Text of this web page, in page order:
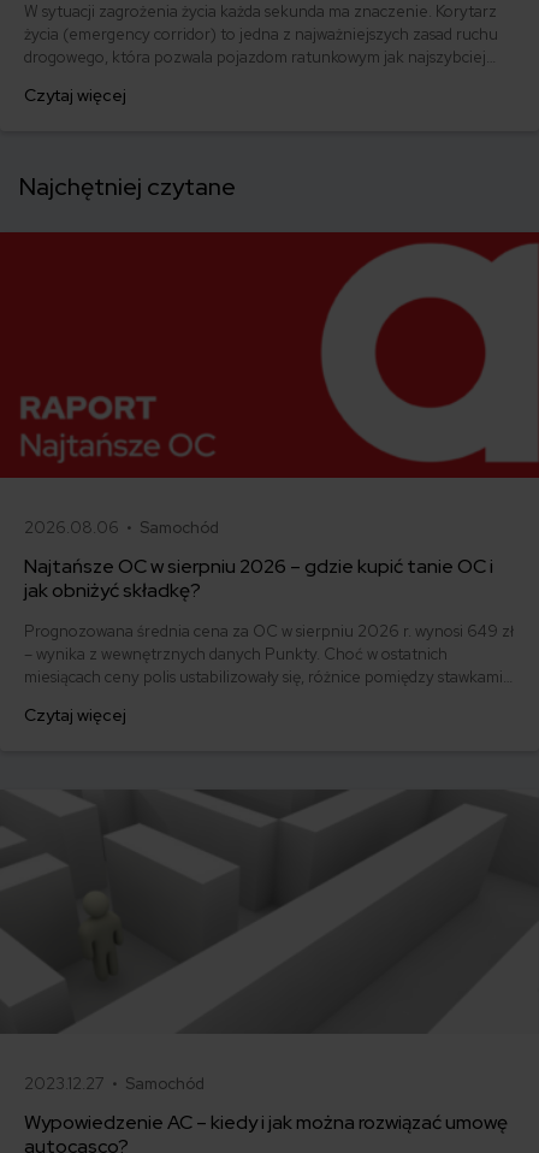
W sytuacji zagrożenia życia każda sekunda ma znaczenie. Korytarz
życia (emergency corridor) to jedna z najważniejszych zasad ruchu
drogowego, która pozwala pojazdom ratunkowym jak najszybciej
zwiększa szanse poszkodowanych na otrzymanie pomocy na czas i
Czytaj więcej
Najchętniej czytane
2026.08.06 • Samochód
Najtańsze OC w sierpniu 2026 – gdzie kupić tanie OC i
jak obniżyć składkę?
Prognozowana średnia cena za OC w sierpniu 2026 r. wynosi 649 zł
– wynika z wewnętrznych danych Punkty. Choć w ostatnich
miesiącach ceny polis ustabilizowały się, różnice pomiędzy stawkami
500 zł, inni – powyżej 1500 zł. Gdzie znaleźć najtańsze OC w Polsce
Czytaj więcej
2023.12.27 • Samochód
Wypowiedzenie AC – kiedy i jak można rozwiązać umowę
autocasco?